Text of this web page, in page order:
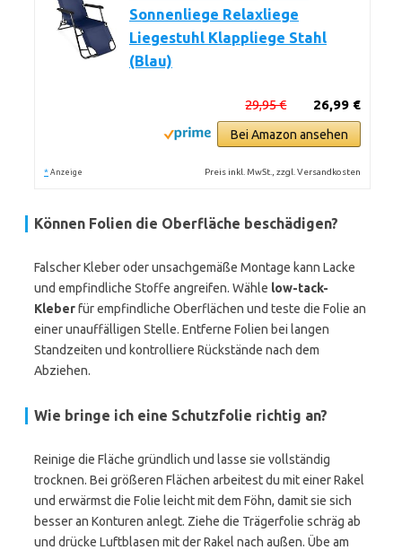
Sonnenliege Relaxliege
Liegestuhl Klappliege Stahl
(Blau)
26,99 €
29,95 €
Bei Amazon ansehen
* Anzeige Preis inkl. MwSt., zzgl. Versandkosten
Können Folien die Oberfläche beschädigen?
Falscher Kleber oder unsachgemäße Montage kann Lacke
und empfindliche Stoffe angreifen. Wähle low-tack-
Kleberfür empfindliche Oberflächen und teste die Folie an
einer unauffälligen Stelle. Entferne Folien bei langen
Standzeiten und kontrolliere Rückstände nach dem
Abziehen.
Wie bringe ich eine Schutzfolie richtig an?
Reinige die Fläche gründlich und lasse sie vollständig
trocknen. Bei größeren Flächen arbeitest du mit einer Rakel
und erwärmst die Folie leicht mit dem Föhn, damit sie sich
besser an Konturen anlegt. Ziehe die Trägerfolie schräg ab
und drücke Luftblasen mit der Rakel nach außen. Übe am